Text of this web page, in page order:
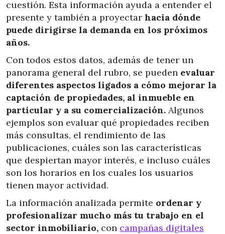
cuestión. Esta información ayuda a entender el
presente y también a proyectar hacia dónde
puede dirigirse la demanda en los próximos
años.
Con todos estos datos, además de tener un
panorama general del rubro, se pueden evaluar
diferentes aspectos ligados a cómo mejorar la
captación de propiedades, al inmueble en
particular y a su comercialización. Algunos
ejemplos son evaluar qué propiedades reciben
más consultas, el rendimiento de las
publicaciones, cuáles son las características
que despiertan mayor interés, e incluso cuáles
son los horarios en los cuales los usuarios
tienen mayor actividad.
La información analizada permite ordenar y
profesionalizar mucho más tu trabajo en el
sector inmobiliario, con campañas digitales